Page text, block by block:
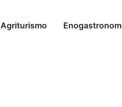
Agriturismo